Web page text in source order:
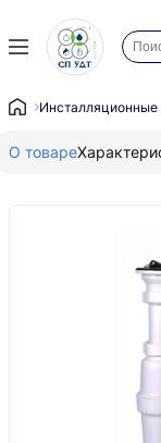
О товаре